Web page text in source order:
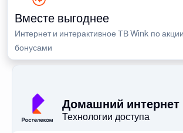
Вместе выгоднее
Интернет и интерактивное ТВ Wink по
бонусами
Домашний интернет
Технологии доступа